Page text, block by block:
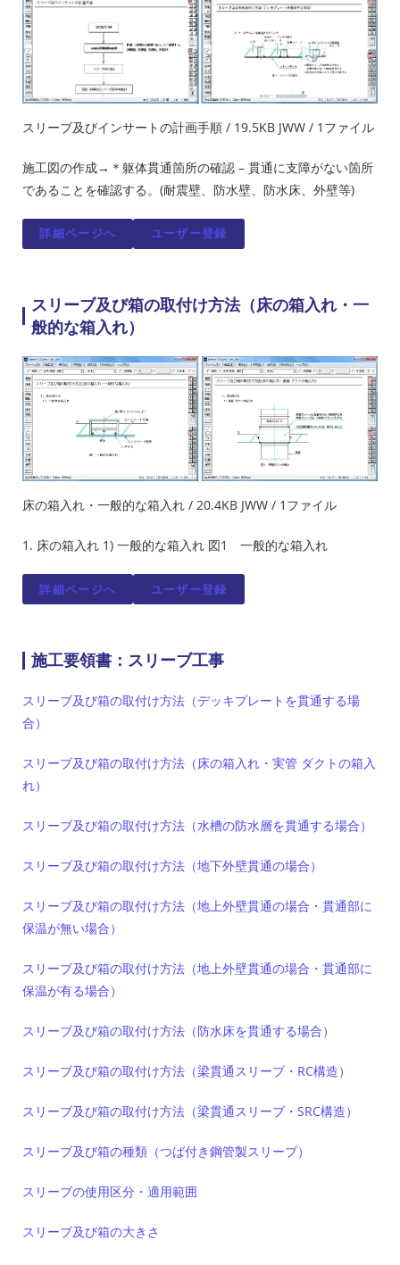
スリーブ及びインサートの計画手順 / 19.5KB JWW / 1ファイル
施工図の作成→＊躯体貫通箇所の確認 – 貫通に支障がない箇所
であることを確認する。(耐震壁、防水壁、防水床、外壁等)
詳細ページへ ユーザー登録
スリーブ及び箱の取付け方法（床の箱入れ・一
般的な箱入れ）
床の箱入れ・一般的な箱入れ / 20.4KB JWW / 1ファイル
1. 床の箱入れ 1) 一般的な箱入れ 図1 一般的な箱入れ
詳細ページへ ユーザー登録
施工要領書：スリーブ工事
スリーブ及び箱の取付け方法（デッキプレートを貫通する場
合）
スリーブ及び箱の取付け方法（床の箱入れ・実管 ダクトの箱入
れ）
スリーブ及び箱の取付け方法（水槽の防水層を貫通する場合）
スリーブ及び箱の取付け方法（地下外壁貫通の場合）
スリーブ及び箱の取付け方法（地上外壁貫通の場合・貫通部に
保温が無い場合）
スリーブ及び箱の取付け方法（地上外壁貫通の場合・貫通部に
保温が有る場合）
スリーブ及び箱の取付け方法（防水床を貫通する場合）
スリーブ及び箱の取付け方法（梁貫通スリーブ・RC構造）
スリーブ及び箱の取付け方法（梁貫通スリーブ・SRC構造）
スリーブ及び箱の種類（つば付き鋼管製スリーブ）
スリーブの使用区分・適用範囲
スリーブ及び箱の大きさ